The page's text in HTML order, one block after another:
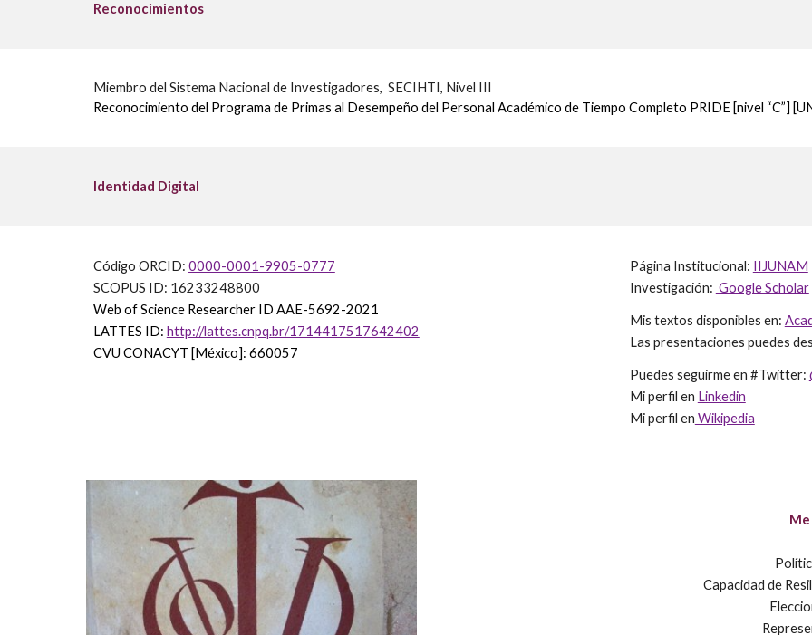
Reconocimientos
Miembro del Sistema Nacional de Investigadores, SECIHTI, Nivel III
Reconocimiento del Programa de Primas al Desempeño del Personal Académico de Tiempo Completo PRIDE [nivel “C”]
Identidad Digital
Código ORCID: 0000-0001-9905-0777
SCOPUS ID: 16233248800
Web of Science Researcher ID AAE-5692-2021
LATTES ID: http://lattes.cnpq.br/1714417517642402
CVU CONACYT [México]: 660057
Página Institucional: IIJUNAM
Investigación: Google Scholar
Mis textos disponibles en:
Las presentaciones puedes
Puedes seguirme en #Twitter:
Mi perfil en Linkedin
Mi perfil en Wikipedia
Capacidad de